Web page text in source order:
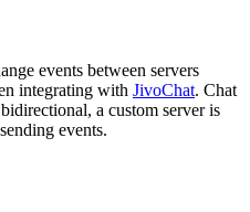
events between servers
integrating with JivoChat. Chat
a custom server is
events.